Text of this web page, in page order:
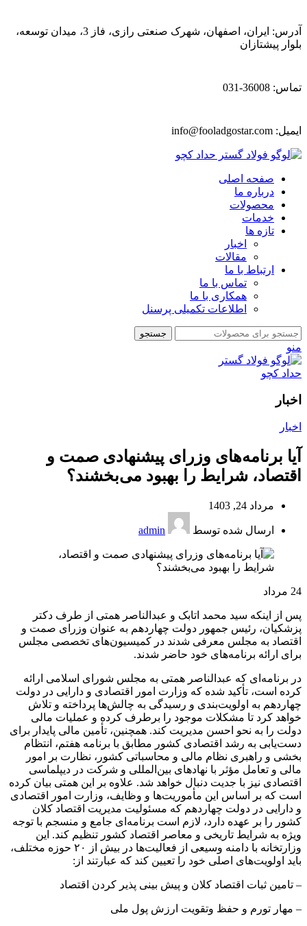
آدرس: ایران، اصفهان، شهرک صنعتی رازی، فاز 3، میدان توسعه،
بلوار پیشتازان
تماس: 36008-031
ایمیل: info@fooladgostar.com
صفحه اصلی
درباره ما
محصولات
خدمات
تازه ها
اخبار
مقالات
ارتباط با ما
تماس با ما
همکاری با ما
اطلاعات تکمیلی پرسنل
جستجو
منو
اخبار
اخبار
آیا برنامه‌های وزرای پیشنهادی صمت و
اقتصاد، شرایط را بهبود می‌بخشند؟
مرداد 24, 1403
ارسال شده توسط admin
24 مرداد
پس از اینکه سید محمد اتابک و عبدالناصر همتی از طرف دکتر
پزشکیان، رئیس جمهور دولت چهاردهم به عنوان وزرای صمت و
اقتصاد به مجلس معرفی شدند در کمیسیون‌های تخصصی مجلس
برای ارائه برنامه‌های خود حاضر شدند.
در برنامه‌ای که عبدالناصر همتی به مجلس شورای اسلامی ارائه
کرده است، تأکید شده که وزارت امور اقتصادی و دارایی در دولت
چهاردهم به اولویت‌بندی و رسیدگی به چالش‌ها پرداخته و تلاش
خواهد کرد تا مشکلات موجود را برطرف کرده و عملیات مالی
دولت را به نحو احسن مدیریت کند. همچنین، تأمین مالی پایدار برای
دست‌یابی به رشد اقتصادی کشور مطابق با برنامه هفتم، انتظام
بخشی و راهبری نظام مالی و محاسباتی کشور، نظارت بر امور
مالی و تعامل مؤثر با نهادهای بین‌المللی و شرکت در دیپلماسی
اقتصادی نیز با جدیت دنبال خواهد شد. علاوه بر این همتی بیان کرده
است که بر اساس این مأموریت‌ها و وظایف، وزارت امور اقتصادی
و دارایی در دولت چهاردهم که مسئولیت مدیریت اقتصاد کلان
کشور را بر عهده دارد، لازم است برنامه‌ای جامع و منسجم با توجه
ویژه به شرایط تاریخی و معاصر اقتصاد کشور تنظیم کند. این
وزارتخانه با دامنه وسیعی از فعالیت‌ها در بیش از ۲۰ حوزه مختلف،
باید اولویت‌های اصلی خود را تعیین کند که عبارتند از:
– تامین ثبات اقتصاد کلان و پیش بینی پذیر کردن اقتصاد
– مهار تورم و حفظ وتقویت ارزش پول ملی